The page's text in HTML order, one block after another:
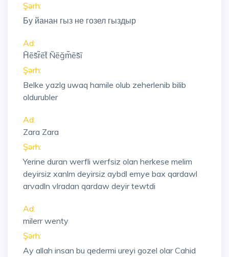
Şərh:
Бу йанан гыз не гозел гыздыр
Ad:
H̃ẽs̃r̃ẽt̃ Ñẽğm̃ẽs̃ĩ
Şərh:
Belke yazlg uwaq hamile olub zeherlenib bilib
oldurubler
Ad:
Zara Zara
Şərh:
Yerine duran werfli werfsiz olan herkese melim
deyirsiz xanlm deyirsiz aybdl emye bax qardawl
arvadln vlradan qardaw deyir tewtdi
Ad:
milerr wenty
Şərh:
Ay allah insan bu qedermi ureyi gozel olar Cahid